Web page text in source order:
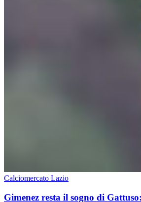
Calciomercato Lazio
Gimenez resta il sogno di